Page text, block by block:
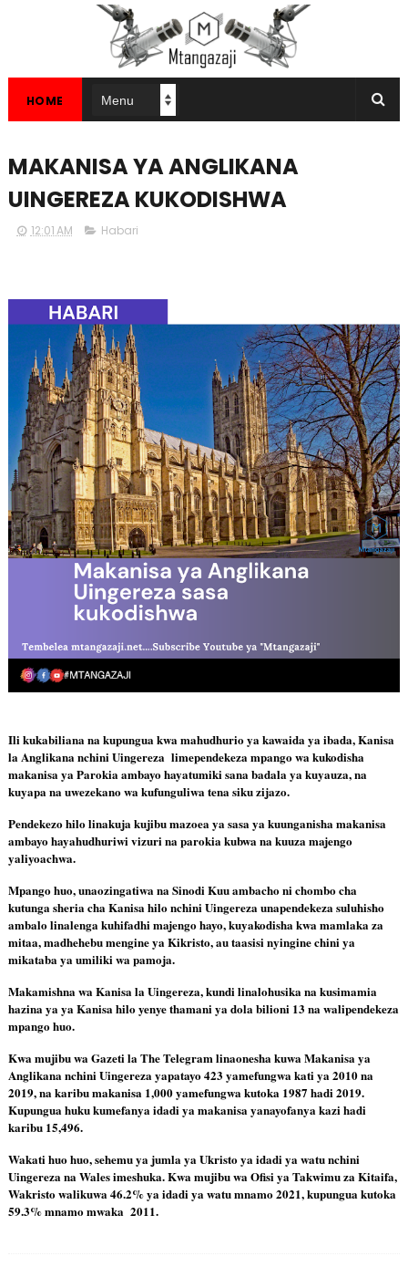
HOME
MAKANISA YA ANGLIKANA
UINGEREZA KUKODISHWA
12:01 AM Habari
Ili kukabiliana na kupungua kwa mahudhurio ya kawaida ya ibada, Kanisa
la Anglikana nchini Uingereza  limependekeza mpango wa kukodisha
makanisa ya Parokia ambayo hayatumiki sana badala ya kuyauza, na
kuyapa na uwezekano wa kufunguliwa tena siku zijazo.
Pendekezo hilo linakuja kujibu mazoea ya sasa ya kuunganisha makanisa
ambayo hayahudhuriwi vizuri na parokia kubwa na kuuza majengo
yaliyoachwa.
Mpango huo, unaozingatiwa na Sinodi Kuu ambacho ni chombo cha
kutunga sheria cha Kanisa hilo nchini Uingereza unapendekeza suluhisho
ambalo linalenga kuhifadhi majengo hayo, kuyakodisha kwa mamlaka za
mitaa, madhehebu mengine ya Kikristo, au taasisi nyingine chini ya
mikataba ya umiliki wa pamoja.
Makamishna wa Kanisa la Uingereza, kundi linalohusika na kusimamia
hazina ya ya Kanisa hilo yenye thamani ya dola bilioni 13 na walipendekeza
mpango huo.
Kwa mujibu wa Gazeti la The Telegram linaonesha kuwa Makanisa ya
Anglikana nchini Uingereza yapatayo 423 yamefungwa kati ya 2010 na
2019, na karibu makanisa 1,000 yamefungwa kutoka 1987 hadi 2019.
Kupungua huku kumefanya idadi ya makanisa yanayofanya kazi hadi
karibu 15,496.
Wakati huo huo, sehemu ya jumla ya Ukristo ya idadi ya watu nchini
Uingereza na Wales imeshuka. Kwa mujibu wa Ofisi ya Takwimu za Kitaifa,
Wakristo walikuwa 46.2% ya idadi ya watu mnamo 2021, kupungua kutoka
59.3% mnamo mwaka  2011.